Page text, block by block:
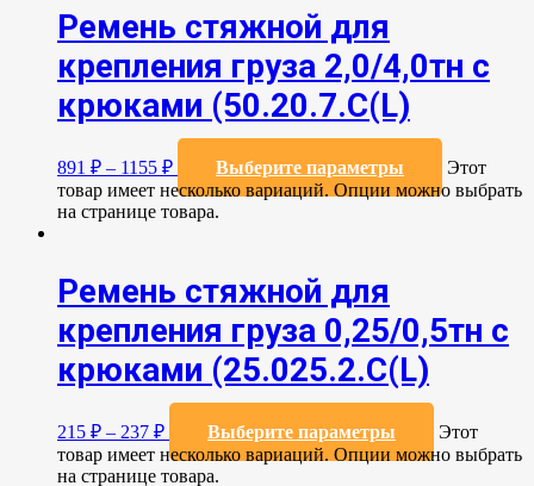
Ремень стяжной для
крепления груза 2,0/4,0тн с
крюками (50.20.7.C(L)
891 ₽ – 1155 ₽ Выберите параметры
Этот
товар имеет несколько вариаций. Опции можно выбрать
на странице товара.
Ремень стяжной для
крепления груза 0,25/0,5тн с
крюками (25.025.2.С(L)
215 ₽ – 237 ₽ Выберите параметры
Этот
товар имеет несколько вариаций. Опции можно выбрать
на странице товара.